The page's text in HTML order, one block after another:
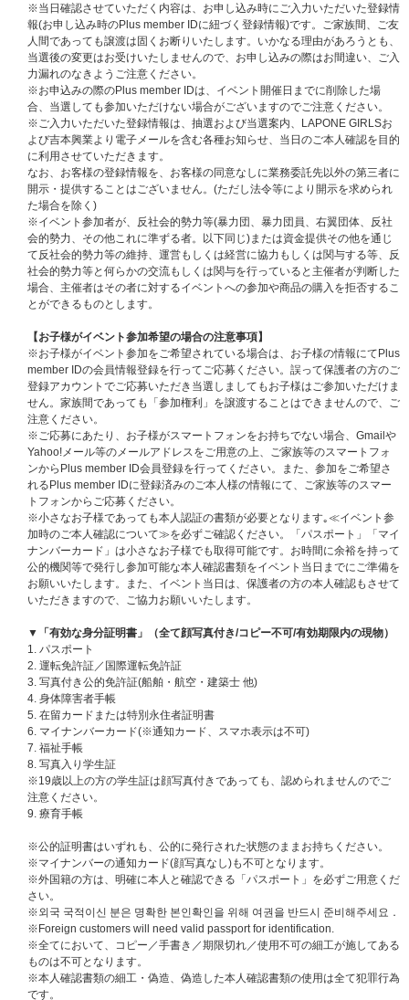
＜お申込みの流れ＞
(1) ＜『2026 ME:I 2ND ARENA LIVE TOUR "ME:I WAY"』会場での“OFFICIA
L出待ち会”ご招待エントリーコード＞対象商品をご予約ください。
【＜『2026 ME:I 2ND ARENA LIVE TOUR "ME:I WAY"』会場での“OFFICI
AL出待ち会”ご招待エントリーコード＞付き商品ご予約期間】
2026年5月12日(火) 12：00 ～ 2026年6月8日(月) 10:00まで
※注文確定をもって、エントリーコード配布の対象となります。
(2) UNIVERSAL MUSIC STOREのマイページ通知にて、キャンペーンサイ
トのURLと＜イベントご招待エントリーコード＞が送られてきますので、
キャンペーンサイトに該当エントリーコードと必要事項をご登録のうえ、ご
応募ください。
【キャンペーンサイトのURLおよびエントリーコードご案内】
2026年6月16日（火）15:00予定
※キャンペーンサイトのURLおよびエントリーコードは、UNIVERSAL MU
SIC STOREのマイページでご案内いたします。
※2形態セットカートの場合、＜イベントご招待エントリーコード＞を2件
付与いたします。
マイページ通知についてはこちら
【エントリーコード応募締切】
2026年6月24日（水）23:59まで
※ご応募いただかないとエントリー完了にはなりませんので、必ずご応募く
ださい。
(3)抽選の当落発表は、ご応募いただいたPlus member IDでご登録している
メールアドレス宛てにお送りいたします。なお、チケプラマイページでも当
落結果はご確認いただけます。ご登録情報はお間違いなきようお願いいたし
ます。
【抽選結果ご案内】
2026年7月1日（水）20:00頃
方にのみご当選案内をお送りいたします。ご登録情報はお間違いなきようお
願いいたします。
【対象商品】
2026年8月5日(水)発売
ME:I 4TH SINGLE『花咲く道』
＜初回限定盤A＞【CD＋DVD】¥1,900(税込)
＜初回限定盤B＞【CD＋PAPER CRAFT】¥1,900(税込)
＜通常盤＞【CD ONLY】￥1,400(税込)
※2形態セットカートの場合、予約キャンペーン限定トレカを1枚付与いた
します。
※2形態セットカートの場合、＜『2026 ME:I 2ND ARENA LIVE TOUR "ME:
いたします。
※チェーン別購入者先着特典は付きませんので、ご注意ください。
※いずれも“初回プレス限定封入特典”は封入されています。
※＜FC限定盤＞は対象外となります。あらかじめご了承ください。
※注意事項につきましては、下記ご注意の欄に記載しております。必ず事前
にご一読ください※
封入特典
◆初回限定盤A（CD+DVD）
※当日確認させていただく内容は、お申し込み時にご入力いただいた登録情
報(お申し込み時のPlus member IDに紐づく登録情報)です。ご家族間、ご友
人間であっても譲渡は固くお断りいたします。いかなる理由があろうとも、
当選後の変更はお受けいたしませんので、お申し込みの際はお間違い、ご入
力漏れのなきようご注意ください。
※お申込みの際のPlus member IDは、イベント開催日までに削除した場
合、当選しても参加いただけない場合がございますのでご注意ください。
※ご入力いただいた登録情報は、抽選および当選案内、LAPONE GIRLSお
よび吉本興業より電子メールを含む各種お知らせ、当日のご本人確認を目的
に利用させていただきます。
なお、お客様の登録情報を、お客様の同意なしに業務委託先以外の第三者に
開示・提供することはございません。(ただし法令等により開示を求められ
た場合を除く)
※イベント参加者が、反社会的勢力等(暴力団、暴力団員、右翼団体、反社
会的勢力、その他これに準ずる者。以下同じ)または資金提供その他を通じ
て反社会的勢力等の維持、運営もしくは経営に協力もしくは関与する等、反
社会的勢力等と何らかの交流もしくは関与を行っていると主催者が判断した
場合、主催者はその者に対するイベントへの参加や商品の購入を拒否するこ
とができるものとします。
【お子様がイベント参加希望の場合の注意事項】
※お子様がイベント参加をご希望されている場合は、お子様の情報にてPlus
member IDの会員情報登録を行ってご応募ください。誤って保護者の方のご
登録アカウントでご応募いただき当選しましてもお子様はご参加いただけま
せん。家族間であっても「参加権利」を譲渡することはできませんので、ご
注意ください。
※ご応募にあたり、お子様がスマートフォンをお持ちでない場合、Gmailや
Yahoo!メール等のメールアドレスをご用意の上、ご家族等のスマートフォ
ンからPlus member ID会員登録を行ってください。また、参加をご希望さ
れるPlus member IDに登録済みのご本人様の情報にて、ご家族等のスマー
トフォンからご応募ください。
※小さなお子様であっても本人認証の書類が必要となります｡≪イベント参
加時のご本人確認について≫を必ずご確認ください。「パスポート」「マイ
ナンバーカード」は小さなお子様でも取得可能です。お時間に余裕を持って
公的機関等で発行し参加可能な本人確認書類をイベント当日までにご準備を
お願いいたします。また、イベント当日は、保護者の方の本人確認もさせて
いただきますので、ご協力お願いいたします。
▼「有効な身分証明書」（全て顔写真付き/コピー不可/有効期限内の現物）
1. パスポート
2. 運転免許証／国際運転免許証
3. 写真付き公的免許証(船舶・航空・建築士 他)
4. 身体障害者手帳
5. 在留カードまたは特別永住者証明書
6. マイナンバーカード(※通知カード、スマホ表示は不可)
7. 福祉手帳
8. 写真入り学生証
※19歳以上の方の学生証は顔写真付きであっても、認められませんのでご
注意ください。
9. 療育手帳
※公的証明書はいずれも、公的に発行された状態のままお持ちください。
※マイナンバーの通知カード(顔写真なし)も不可となります。
※外国籍の方は、明確に本人と確認できる「パスポート」を必ずご用意くだ
さい。
※외국 국적이신 분은 명확한 본인확인을 위해 여권을 반드시 준비해주세요．
※Foreign customers will need valid passport for identification.
※全てにおいて、コピー／手書き／期限切れ／使用不可の細工が施してある
ものは不可となります。
※本人確認書類の細工・偽造、偽造した本人確認書類の使用は全て犯罪行為
です。